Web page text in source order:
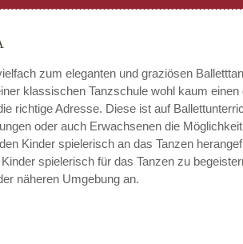
—
zum eleganten und graziösen
klassischen Tanzschule wohl kaum einen
richtige Adresse. Diese ist auf
oder auch Erwachsenen die
Kinder spielerisch an das Tanzen
spielerisch für das Tanzen zu
näheren Umgebung an.